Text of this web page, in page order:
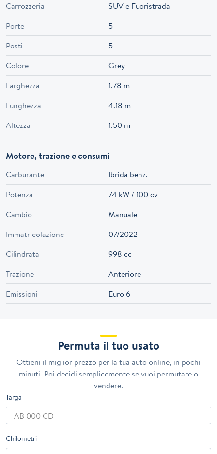
Carrozzeria
SUV e Fuoristrada
Porte
5
Posti
5
Colore
Grey
Larghezza
1.78 m
Lunghezza
4.18 m
Altezza
1.50 m
Motore, trazione e consumi
Carburante
Ibrida benz.
Potenza
74 kW / 100 cv
Cambio
Manuale
Immatricolazione
07/2022
Cilindrata
998 cc
Trazione
Anteriore
Emissioni
Euro 6
Permuta il tuo usato
Ottieni il miglior prezzo per la tua auto online, in pochi
minuti. Poi decidi semplicemente se vuoi permutare o
vendere.
Targa
Chilometri